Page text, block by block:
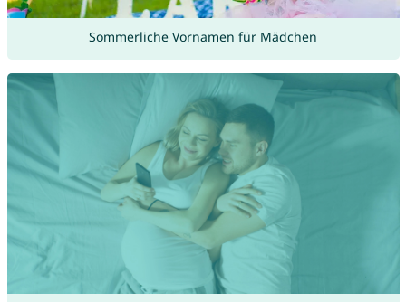
Sommerliche Vornamen für Mädchen